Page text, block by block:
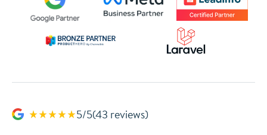
5/5(43 reviews)